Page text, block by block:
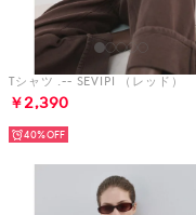
Tシャツ .-- SEVIPI （レッド）
￥2,390
40%